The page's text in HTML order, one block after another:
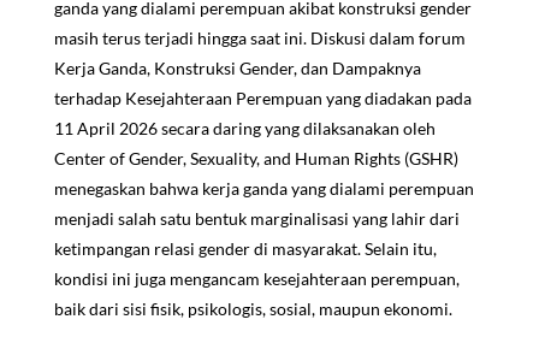
ganda yang dialami perempuan akibat konstruksi gender
masih terus terjadi hingga saat ini. Diskusi dalam forum
Kerja Ganda, Konstruksi Gender, dan Dampaknya
terhadap Kesejahteraan Perempuan yang diadakan pada
11 April 2026 secara daring yang dilaksanakan oleh
Center of Gender, Sexuality, and Human Rights (GSHR)
menegaskan bahwa kerja ganda yang dialami perempuan
menjadi salah satu bentuk marginalisasi yang lahir dari
ketimpangan relasi gender di masyarakat. Selain itu,
kondisi ini juga mengancam kesejahteraan perempuan,
baik dari sisi fisik, psikologis, sosial, maupun ekonomi.